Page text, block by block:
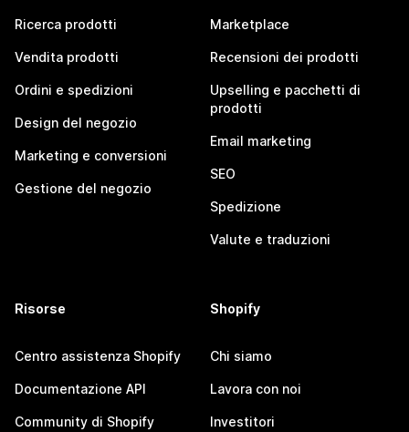
Ricerca prodotti
Vendita prodotti
Ordini e spedizioni
Design del negozio
Marketing e conversioni
Gestione del negozio
Marketplace
Recensioni dei prodotti
Upselling e pacchetti di
prodotti
Email marketing
SEO
Spedizione
Valute e traduzioni
Risorse
Centro assistenza Shopify
Documentazione API
Community di Shopify
Shopify
Chi siamo
Lavora con noi
Investitori